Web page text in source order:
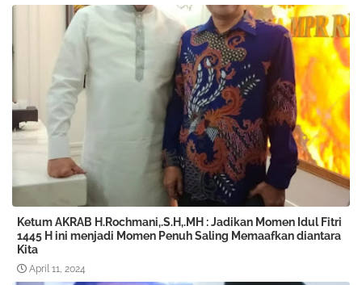
Ketum AKRAB H.Rochmani,.S.H,.MH : Jadikan Momen Idul Fitri
1445 H ini menjadi Momen Penuh Saling Memaafkan diantara
Kita
April 11, 2024